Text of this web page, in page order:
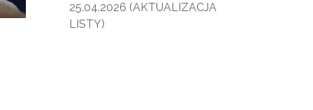
25.04.2026 (AKTUALIZACJA
LISTY)